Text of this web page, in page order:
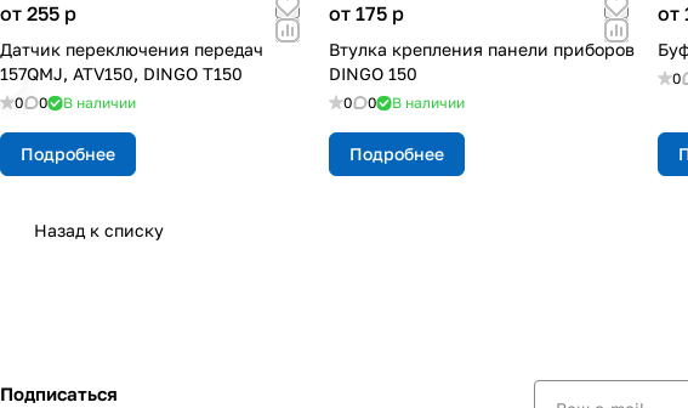
от 255 p
Датчик переключения передач
157QMJ, ATV150, DINGO T150
0 0 В наличии
Подробнее
от 175 p
Втулка крепления панели приборов
DINGO 150
0 0 В наличии
Подробнее
от
0
Назад к списку
Подписаться